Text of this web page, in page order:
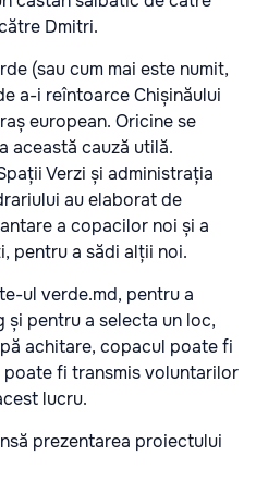
Dmitri.
(sau cum mai este numit,
a-i reîntoarce Chișinăului
european. Oricine se
această cauză utilă.
Verzi și administrația
au elaborat de
a copacilor noi și a
pentru a sădi alții noi.
ul verde.md, pentru a
pentru a selecta un loc,
achitare, copacul poate fi
fi transmis voluntarilor
lucru.
prezentarea proiectului